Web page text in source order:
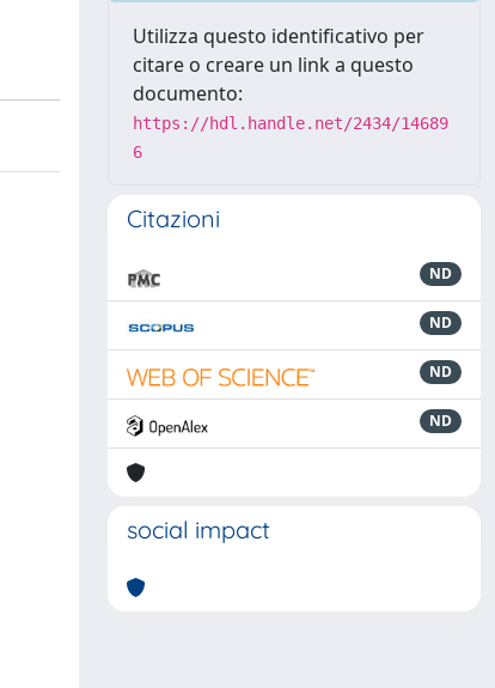
Utilizza questo identificativo per
citare o creare un link a questo
documento:
https://hdl.handle.net/2434/14689
6
Citazioni
ND
ND
ND
ND
social impact